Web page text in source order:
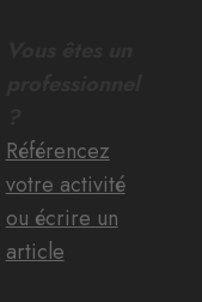
Référencez
votre activité
ou écrire un
article